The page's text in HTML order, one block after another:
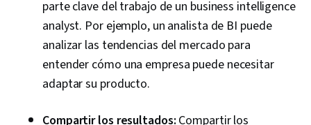
parte clave del trabajo de un business intelligence
analyst. Por ejemplo, un analista de BI puede
analizar las tendencias del mercado para
entender cómo una empresa puede necesitar
adaptar su producto.
Compartir los resultados: Compartir los